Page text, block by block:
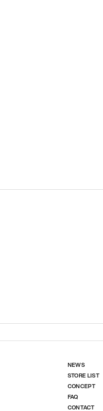
NEWS
STORE LIST
CONCEPT
FAQ
CONTACT